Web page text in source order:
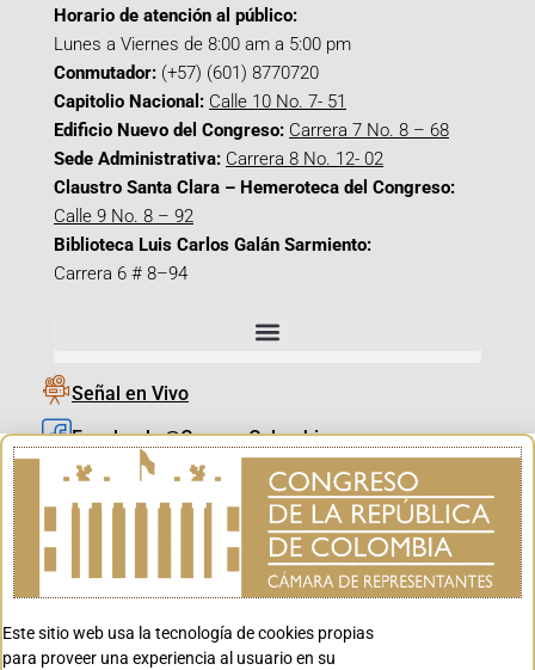
Horario de atención al público:
Lunes a Viernes de 8:00 am a 5:00 pm
Conmutador: (+57) (601) 8770720
Capitolio Nacional: Calle 10 No. 7- 51
Edificio Nuevo del Congreso: Carrera 7 No. 8 – 68
Sede Administrativa: Carrera 8 No. 12- 02
Claustro Santa Clara – Hemeroteca del Congreso:
Calle 9 No. 8 – 92
Biblioteca Luis Carlos Galán Sarmiento:
Carrera 6 # 8–94
Señal en Vivo
Facebook_@CamaraColombia
Instagram_@CamaraColombia
X_@CamaraColombia
Youtube_@CamaraColombia
Youtube_@CanalCongreso
Este sitio web usa la tecnología de cookies propias
para proveer una experiencia al usuario en su